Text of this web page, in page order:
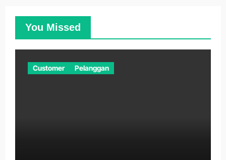
You Missed
Customer Pelanggan